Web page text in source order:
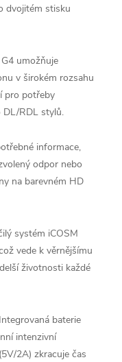
dvojitém stisku
umožňuje
v širokém rozsahu
pro potřeby
DL/RDL stylů.
informace,
odpor nebo
na barevném HD
systém iCOSM
vede k věrnějšímu
životnosti každé
Integrovaná baterie
intenzivní
2A) zkracuje čas